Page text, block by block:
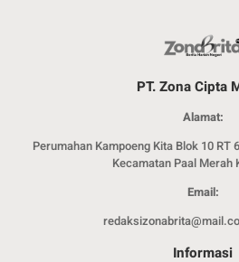
PT. Zona Cipta
Alamat:
Perumahan Kampoeng Kita Blok 10 RT
Kecamatan Paal Merah
Email:
Informasi